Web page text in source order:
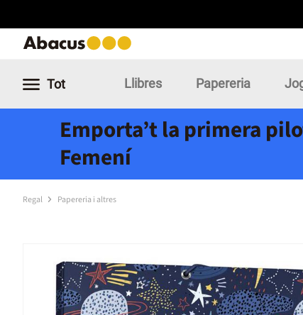
Tot Llibres Papereria
Emporta’t la primera
Femení
Regal Papereria i altres